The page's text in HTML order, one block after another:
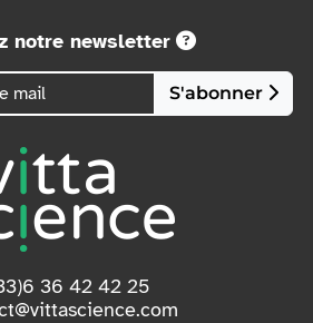
notre newsletter
S'abonner
36 42 42 25